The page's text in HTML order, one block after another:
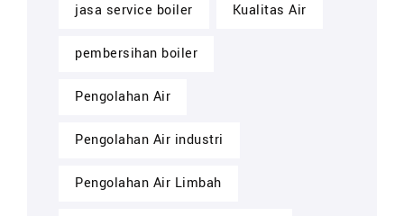
jasa service boiler Kualitas Air
pembersihan boiler
Pengolahan Air
Pengolahan Air industri
Pengolahan Air Limbah